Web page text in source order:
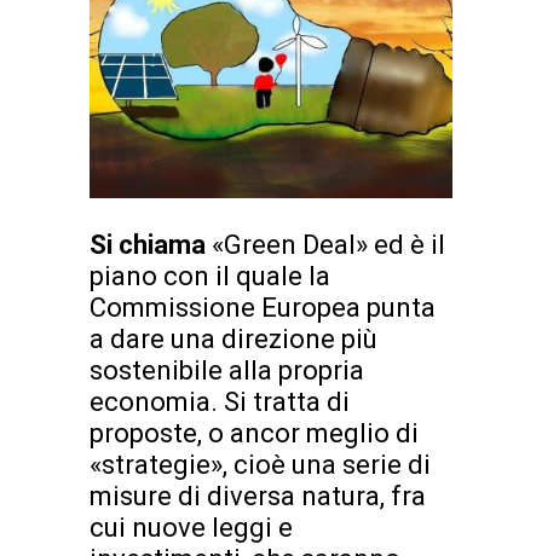
Si chiama «Green Deal» ed è il
piano con il quale la
Commissione Europea punta
a dare una direzione più
sostenibile alla propria
economia. Si tratta di
proposte, o ancor meglio di
«strategie», cioè una serie di
misure di diversa natura, fra
cui nuove leggi e